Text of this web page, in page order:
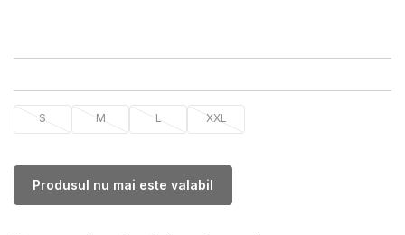
S M L XXL
Produsul nu mai este valabil